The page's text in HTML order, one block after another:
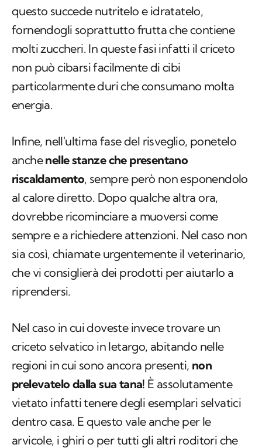
questo succede nutritelo e idratatelo,
fornendogli soprattutto frutta che contiene
molti zuccheri. In queste fasi infatti il criceto
non può cibarsi facilmente di cibi
particolarmente duri che consumano molta
energia.
Infine, nell'ultima fase del risveglio, ponetelo
anchenelle stanze che presentano
riscaldamento, sempre però non esponendolo
al calore diretto. Dopo qualche altra ora,
dovrebbe ricominciare a muoversi come
sempre e a richiedere attenzioni. Nel caso non
sia così, chiamate urgentemente il veterinario,
che vi consiglierà dei prodotti per aiutarlo a
riprendersi.
Nel caso in cui doveste invece trovare un
criceto selvatico in letargo, abitando nelle
regioni in cui sono ancora presenti, non
prelevatelo dalla sua tana! È assolutamente
vietato infatti tenere degli esemplari selvatici
dentro casa. E questo vale anche per le
arvicole, i ghiri o per tutti gli altri roditori che